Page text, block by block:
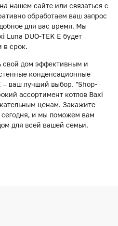
нашем сайте или связаться с
обработаем ваш запрос
для вас время. Мы
Luna DUO-TEK E будет
в срок.
свой дом эффективным и
конденсационные
– ваш лучший выбор. "Shop-
ассортимент котлов Baxi
ценам. Закажите
и мы поможем вам
для всей вашей семьи.